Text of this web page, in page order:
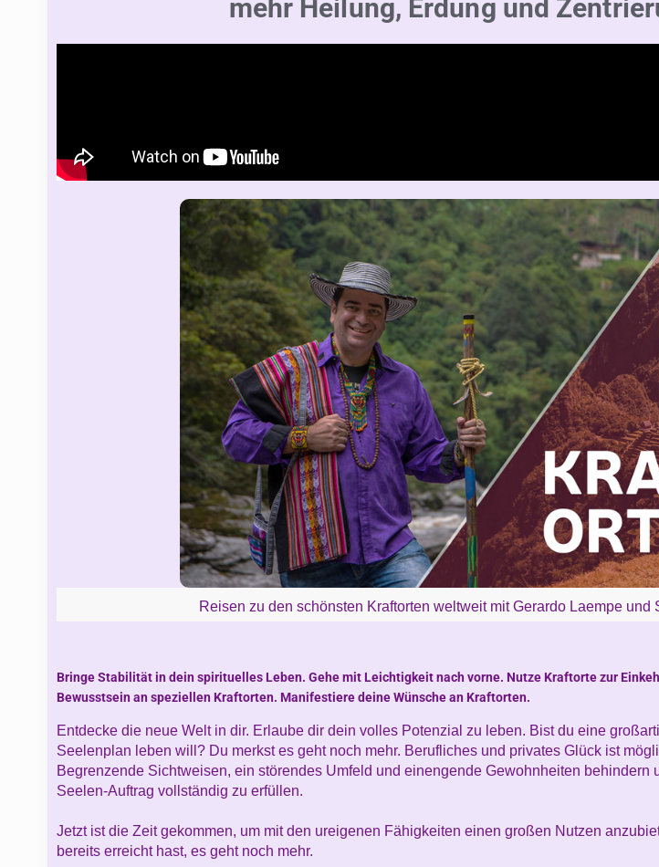
mehr Heilung, Erdung und
Reisen zu den schönsten Kraftorten weltweit mit Gerardo Laempe und
Bringe Stabilität in dein spirituelles Leben. Gehe mit Leichtigkeit nach vorne. Nutze Kraftorte zur
Bewusstsein an speziellen Kraftorten. Manifestiere deine Wünsche an Kraftorten.
Entdecke die neue Welt in dir. Erlaube dir dein volles Potenzial zu leben. Bist du eine
Seelenplan leben will? Du merkst es geht noch mehr. Berufliches und privates Glück ist
Begrenzende Sichtweisen, ein störendes Umfeld und einengende Gewohnheiten behindern
Seelen-Auftrag vollständig zu erfüllen.
Jetzt ist die Zeit gekommen, um mit den ureigenen Fähigkeiten einen großen Nutzen
bereits erreicht hast, es geht noch mehr.